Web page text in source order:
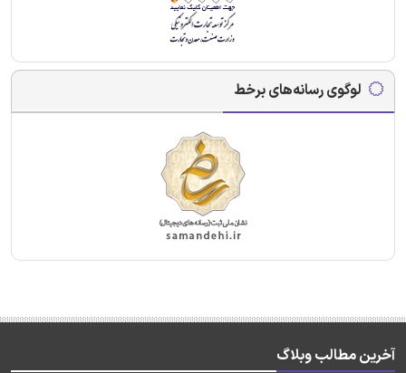
لوگوی رسانه‌های برخط
آخرین مطالب وبلاگ